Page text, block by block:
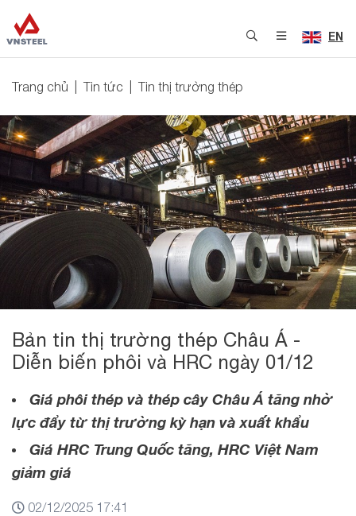
EN
Trang chủ Tin tức Tin thị trường thép
Bản tin thị trường thép Châu Á -
Diễn biến phôi và HRC ngày 01/12
Giá phôi thép và thép cây Châu Á tăng nhờ
lực đẩy từ thị trường kỳ hạn và xuất khẩu
Giá HRC Trung Quốc tăng, HRC Việt Nam
giảm giá
02/12/2025 17:41